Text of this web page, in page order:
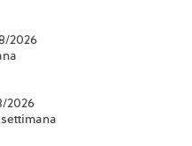
2026
2026